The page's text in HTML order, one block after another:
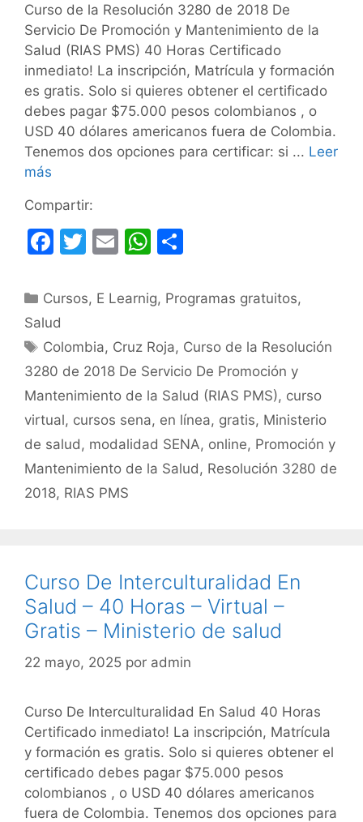
Curso de la Resolución 3280 de 2018 De
Servicio De Promoción y Mantenimiento de la
Salud (RIAS PMS) 40 Horas Certificado
inmediato! La inscripción, Matrícula y formación
es gratis. Solo si quieres obtener el certificado
debes pagar $75.000 pesos colombianos , o
USD 40 dólares americanos fuera de Colombia.
Tenemos dos opciones para certificar: si ... Leer
más
Compartir:
F
c
e
b
o
o
k
T
itt
E
ai
W
at
A
p
p
m
ar
tir
Categorías
Cursos, E Learnig, Programas gratuitos,
Salud
Etiquetas
Colombia, Cruz Roja, Curso de la Resolución
3280 de 2018 De Servicio De Promoción y
Mantenimiento de la Salud (RIAS PMS), curso
virtual, cursos sena, en línea, gratis, Ministerio
de salud, modalidad SENA, online, Promoción y
Mantenimiento de la Salud, Resolución 3280 de
2018, RIAS PMS
Curso De Interculturalidad En
Salud – 40 Horas – Virtual –
Gratis – Ministerio de salud
22 mayo, 2025 por admin
Curso De Interculturalidad En Salud 40 Horas
Certificado inmediato! La inscripción, Matrícula
y formación es gratis. Solo si quieres obtener el
certificado debes pagar $75.000 pesos
colombianos , o USD 40 dólares americanos
fuera de Colombia. Tenemos dos opciones para